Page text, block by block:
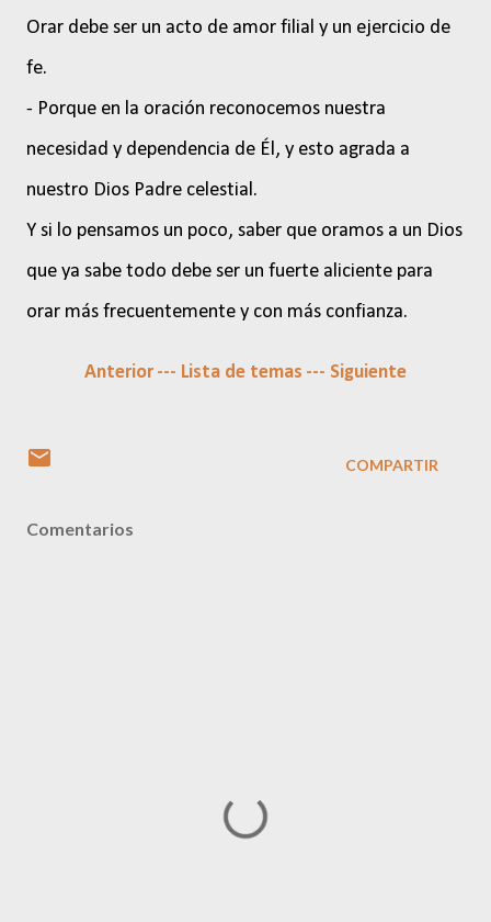
Orar debe ser un acto de amor filial y un ejercicio de
fe.
- Porque en la oración reconocemos nuestra
necesidad y dependencia de Él, y esto agrada a
nuestro Dios Padre celestial.
Y si lo pensamos un poco, saber que oramos a un Dios
que ya sabe todo debe ser un fuerte aliciente para
orar más frecuentemente y con más confianza.
Anterior --- Lista de temas --- Siguiente
COMPARTIR
Comentarios